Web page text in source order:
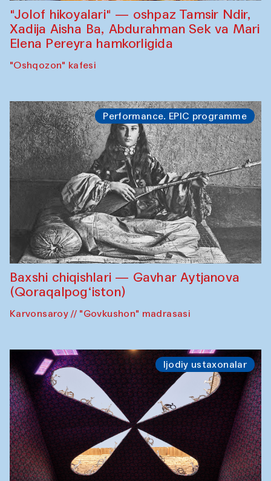
"Jolof hikoyalari" — oshpaz Tamsir Ndir,
Xadija Aisha Ba, Abdurahman Sek va Mari
Elena Pereyra hamkorligida
"Oshqozon" kafesi
Performance. EPIC programme
Baxshi chiqishlari — Gavhar Aytjanova
(Qoraqalpog‘iston)
Karvonsaroy // "Govkushon" madrasasi
Ijodiy ustaxonalar